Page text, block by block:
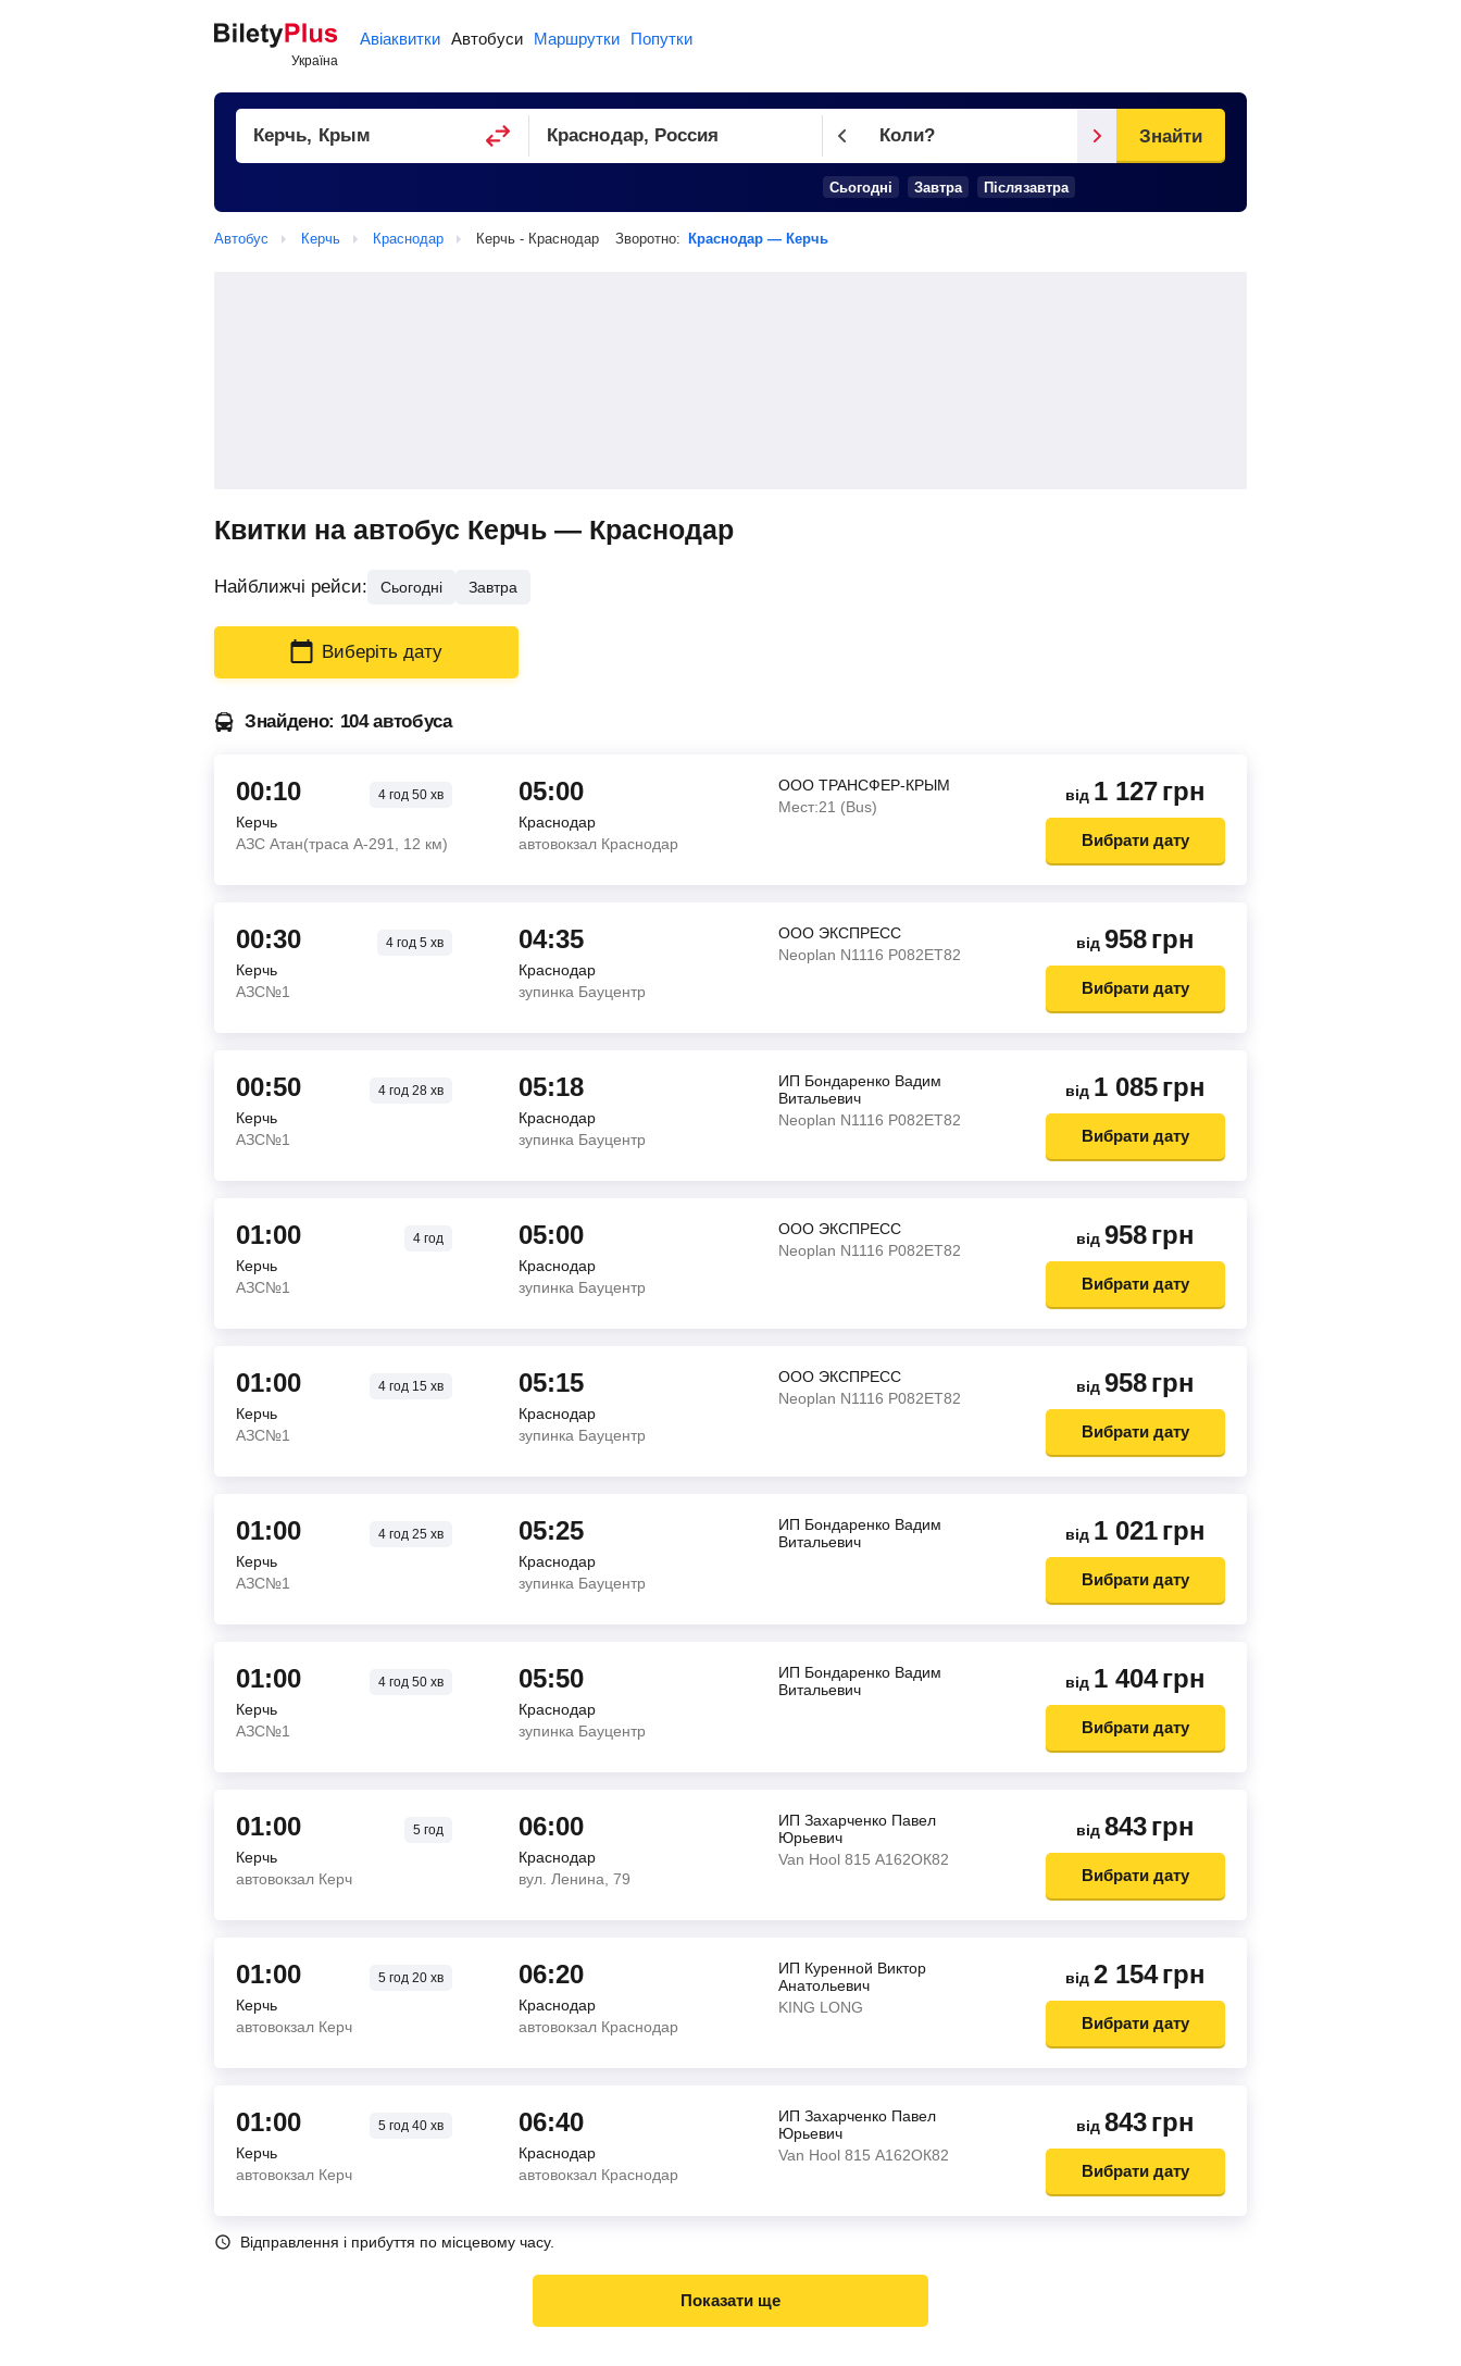
Авіаквитки Автобуси Маршрутки Попутки
Коли?
Cьогодні Завтра Післязавтра
Знайти
Автобус Керчь Краснодар Керчь - Краснодар Зворотно: Краснодар — Керчь
Квитки на автобус Керчь — Краснодар
Найближчі рейси: Сьогодні Завтра
Виберіть дату
Знайдено: 104 автобуса
00:10 4 год50 хв
Керчь
АЗС Атан(траса А-291, 12 км)
05:00
Краснодар
автовокзал Краснодар
ООО ТРАНСФЕР-КРЫМ
Мест:21 (Bus)
від 1 127грн
Вибрати дату
00:30 4 год5 хв
Керчь
АЗС№1
04:35
Краснодар
зупинка Бауцентр
ООО ЭКСПРЕСС
Neoplan N1116 Р082ЕТ82
від 958грн
Вибрати дату
00:50 4 год28 хв
Керчь
АЗС№1
05:18
Краснодар
зупинка Бауцентр
ИП Бондаренко Вадим
Витальевич
Neoplan N1116 Р082ЕТ82
від 1 085грн
Вибрати дату
01:00 4 год
Керчь
АЗС№1
05:00
Краснодар
зупинка Бауцентр
ООО ЭКСПРЕСС
Neoplan N1116 Р082ЕТ82
від 958грн
Вибрати дату
01:00 4 год15 хв
Керчь
АЗС№1
05:15
Краснодар
зупинка Бауцентр
ООО ЭКСПРЕСС
Neoplan N1116 Р082ЕТ82
від 958грн
Вибрати дату
01:00 4 год25 хв
Керчь
АЗС№1
05:25
Краснодар
зупинка Бауцентр
ИП Бондаренко Вадим
Витальевич
від 1 021грн
Вибрати дату
01:00 4 год50 хв
Керчь
АЗС№1
05:50
Краснодар
зупинка Бауцентр
ИП Бондаренко Вадим
Витальевич
від 1 404грн
Вибрати дату
01:00 5 год
Керчь
автовокзал Керч
06:00
Краснодар
вул. Ленина, 79
ИП Захарченко Павел
Юрьевич
Van Hool 815 А162ОК82
від 843грн
Вибрати дату
01:00 5 год20 хв
Керчь
автовокзал Керч
06:20
Краснодар
автовокзал Краснодар
ИП Куренной Виктор
Анатольевич
KING LONG
від 2 154грн
Вибрати дату
01:00 5 год40 хв
Керчь
автовокзал Керч
06:40
Краснодар
автовокзал Краснодар
ИП Захарченко Павел
Юрьевич
Van Hool 815 А162ОК82
від 843грн
Вибрати дату
Відправлення і прибуття по місцевому часу.
Показати ще